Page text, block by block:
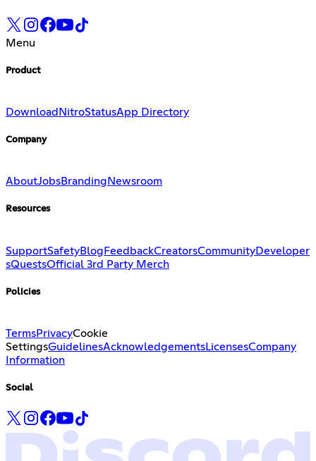
Menu
Product
Download NitroStatusApp Directory
Company
AboutJobsBranding Newsroom
Resources
SupportSafetyBlog FeedbackCreatorsCommunityDeveloper
sQuestsOfficial 3rd Party Merch
Policies
TermsPrivacyCookie
SettingsGuidelinesAcknowledgementsLicensesCompany
Information
Social